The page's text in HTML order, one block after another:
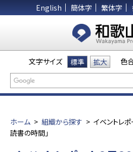
English 簡体字 繁体字
文字サイズ 標準 拡大 色
ホーム > 組織から探す > イベントレポ
読書の時間」